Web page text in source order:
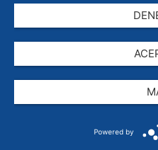
Powered by